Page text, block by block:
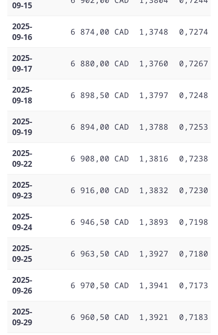
09-15
2025-
09-16
6 874,00 CAD 1,3748 0,7274
2025-
09-17
6 880,00 CAD 1,3760 0,7267
2025-
09-18
6 898,50 CAD 1,3797 0,7248
2025-
09-19
6 894,00 CAD 1,3788 0,7253
2025-
09-22
6 908,00 CAD 1,3816 0,7238
2025-
09-23
6 916,00 CAD 1,3832 0,7230
2025-
09-24
6 946,50 CAD 1,3893 0,7198
2025-
09-25
6 963,50 CAD 1,3927 0,7180
2025-
09-26
6 970,50 CAD 1,3941 0,7173
2025-
09-29
6 960,50 CAD 1,3921 0,7183